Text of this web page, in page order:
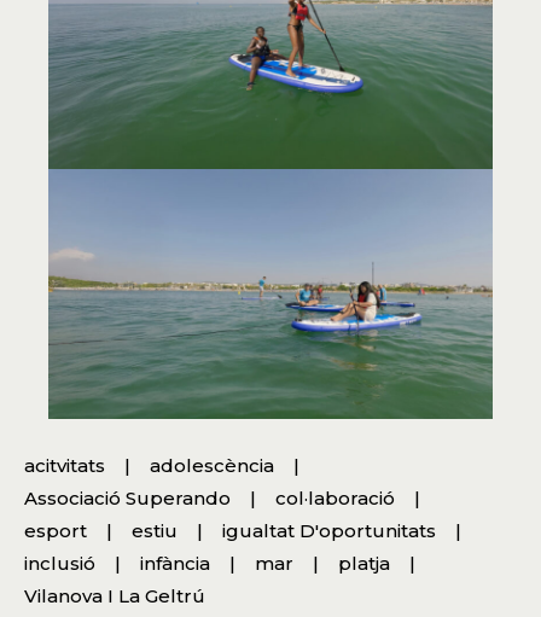
acitvitats
adolescència
Associació Superando
col·laboració
esport
estiu
igualtat D'oportunitats
inclusió
infància mar
platja
Vilanova I La Geltrú